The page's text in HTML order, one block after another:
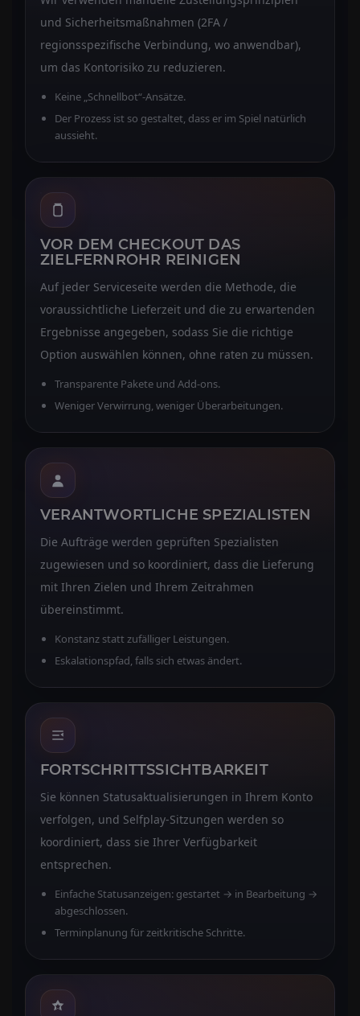
und Sicherheitsmaßnahmen (2FA /
regionsspezifische Verbindung, wo anwendbar),
um das Kontorisiko zu reduzieren.
Keine „Schnellbot“-Ansätze.
Der Prozess ist so gestaltet, dass er im Spiel natürlich
aussieht.
VOR DEM CHECKOUT DAS
ZIELFERNROHR REINIGEN
Auf jeder Serviceseite werden die Methode, die
voraussichtliche Lieferzeit und die zu erwartenden
Ergebnisse angegeben, sodass Sie die richtige
Option auswählen können, ohne raten zu müssen.
Transparente Pakete und Add-ons.
Weniger Verwirrung, weniger Überarbeitungen.
VERANTWORTLICHE SPEZIALISTEN
Die Aufträge werden geprüften Spezialisten
zugewiesen und so koordiniert, dass die Lieferung
mit Ihren Zielen und Ihrem Zeitrahmen
übereinstimmt.
Konstanz statt zufälliger Leistungen.
Eskalationspfad, falls sich etwas ändert.
FORTSCHRITTSSICHTBARKEIT
Sie können Statusaktualisierungen in Ihrem Konto
verfolgen, und Selfplay-Sitzungen werden so
koordiniert, dass sie Ihrer Verfügbarkeit
entsprechen.
Einfache Statusanzeigen: gestartet → in Bearbeitung →
abgeschlossen.
Terminplanung für zeitkritische Schritte.